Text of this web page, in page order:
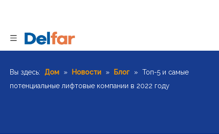
Вы здесь: Дом » Новости » Блог » Топ-5 и самые
потенциальные лифтовые компании в 2022 году